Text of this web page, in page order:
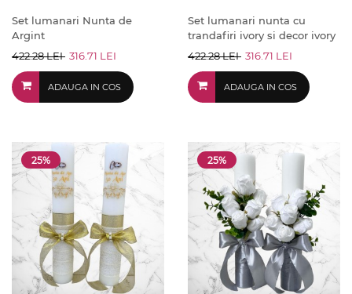
Set lumanari Nunta de
Argint
422.28 LEI 316.71 LEI
ADAUGA IN COS
Set lumanari nunta cu
trandafiri ivory si decor ivory
422.28 LEI 316.71 LEI
ADAUGA IN COS
25% 25%